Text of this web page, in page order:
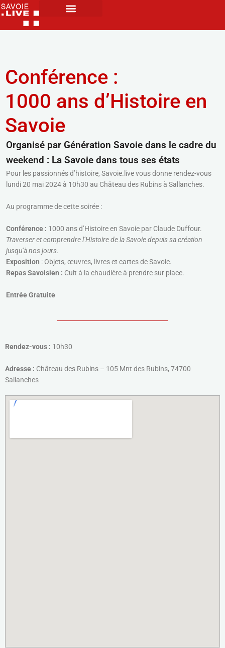
Conférence :
1000 ans d’Histoire en
Savoie
Organisé par Génération Savoie dans le cadre du
weekend : La Savoie dans tous ses états
Pour les passionnés d’histoire, Savoie.live vous donne rendez-vous
lundi 20 mai 2024 à 10h30 au Château des Rubins à Sallanches.
Au programme de cette soirée :
Conférence : 1000 ans d’Histoire en Savoie par Claude Duffour.
Traverser et comprendre l’Histoire de la Savoie depuis sa création
jusqu’à nos jours.
Exposition : Objets, œuvres, livres et cartes de Savoie.
Repas Savoisien : Cuit à la chaudière à prendre sur place.
Entrée Gratuite
Rendez-vous : 10h30
Adresse : Château des Rubins – 105 Mnt des Rubins, 74700
Sallanches